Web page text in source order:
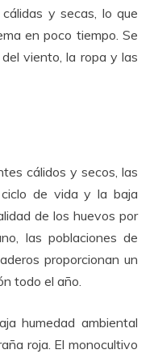
y secas, lo que
en poco tiempo. Se
viento, la ropa y las
cálidos y secos, las
de vida y la baja
de los huevos por
las poblaciones de
proporcionan un
todo el año.
humedad ambiental
roja. El monocultivo